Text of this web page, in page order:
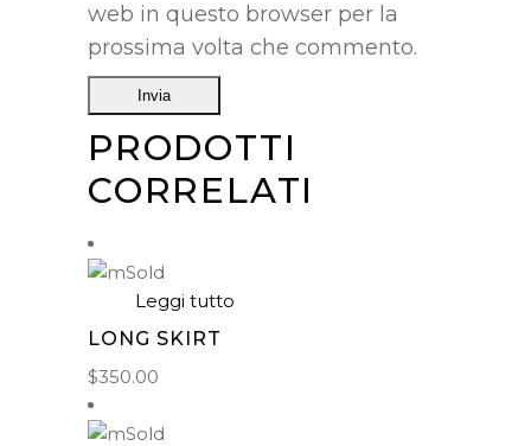
web in questo browser per la
prossima volta che commento.
PRODOTTI
CORRELATI
Sold
Leggi tutto
LONG SKIRT
$350.00
Sold